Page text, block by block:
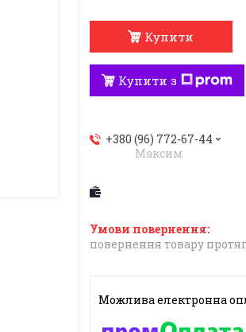
Купити
Купити з
+380 (96) 772-67-44
Максим
повернення товару